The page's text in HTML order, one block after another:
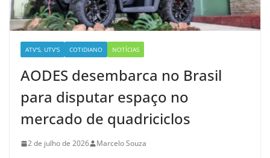
ATV'S, UTV'S COTIDIANO NOTÍCIAS
AODES desembarca no Brasil
para disputar espaço no
mercado de quadriciclos
2 de julho de 2026 Marcelo Souza